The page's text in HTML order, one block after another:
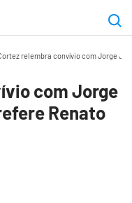
relembra convívio com Jorge
com Jorge
Renato